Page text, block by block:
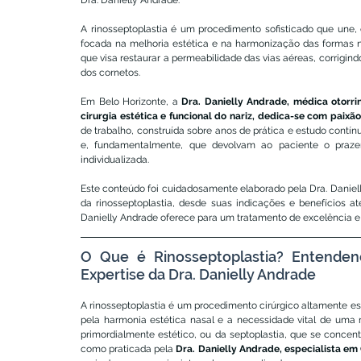
A rinosseptoplastia é um procedimento sofisticado que
focada na melhoria estética e na harmonização das
que visa restaurar a permeabilidade das vias aéreas,
dos cornetos.
Em Belo Horizonte, a Dra. Danielly Andrade, médica
cirurgia estética e funcional do nariz, dedica-se com
de trabalho, construída sobre anos de prática e estudo
e, fundamentalmente, que devolvam ao paciente o
individualizada.
Este conteúdo foi cuidadosamente elaborado pela Dra.
da rinosseptoplastia, desde suas indicações e benefícios
Danielly Andrade oferece para um tratamento de excelência
O Que é Rinosseptoplastia?
Expertise da Dra. Danielly Andrade
A rinosseptoplastia é um procedimento cirúrgico altamente
pela harmonia estética nasal e a necessidade vital de
primordialmente estético, ou da septoplastia, que se
como praticada pela Dra. Danielly Andrade, especialista